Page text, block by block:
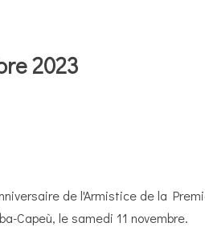
2023
de l'Armistice de la
Capeù, le samedi 11 novembre.